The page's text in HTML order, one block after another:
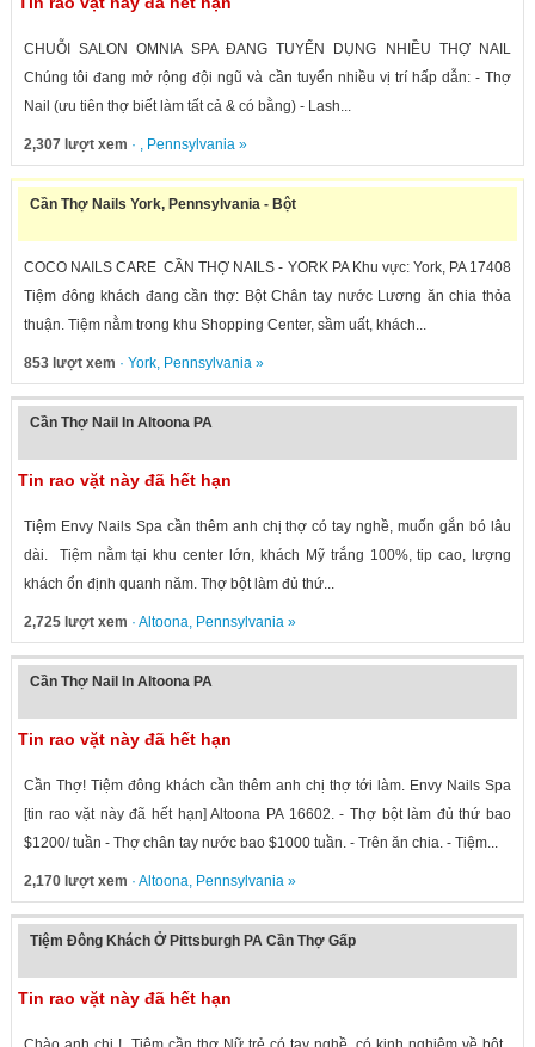
CHUỖI SALON OMNIA SPA ĐANG TUYỂN DỤNG NHIỀU THỢ NAIL
Chúng tôi đang mở rộng đội ngũ và cần tuyển nhiều vị trí hấp dẫn: - Thợ
Nail (ưu tiên thợ biết làm tất cả & có bằng) - Lash...
2,307 lượt xem · , Pennsylvania»
Cần Thợ Nails York, Pennsylvania - Bột
COCO NAILS CARE CẦN THỢ NAILS - YORK PA Khu vực: York, PA 17408
Tiệm đông khách đang cần thợ: Bột Chân tay nước Lương ăn chia thỏa
thuận. Tiệm nằm trong khu Shopping Center, sầm uất, khách...
853 lượt xem · York, Pennsylvania»
Cần Thợ Nail In Altoona PA
Tin rao vặt này đã hết hạn
Tiệm Envy Nails Spa cần thêm anh chị thợ có tay nghề, muốn gắn bó lâu
dài. Tiệm nằm tại khu center lớn, khách Mỹ trắng 100%, tip cao, lượng
khách ổn định quanh năm. Thợ bột làm đủ thứ...
2,725 lượt xem · Altoona, Pennsylvania»
Cần Thợ Nail In Altoona PA
Tin rao vặt này đã hết hạn
Cần Thợ! Tiệm đông khách cần thêm anh chị thợ tới làm. Envy Nails Spa
[tin rao vặt này đã hết hạn] Altoona PA 16602. - Thợ bột làm đủ thứ bao
$1200/ tuần - Thợ chân tay nước bao $1000 tuần. - Trên ăn chia. - Tiệm...
2,170 lượt xem · Altoona, Pennsylvania»
Tiệm Đông Khách Ở Pittsburgh PA Cần Thợ Gấp
Tin rao vặt này đã hết hạn